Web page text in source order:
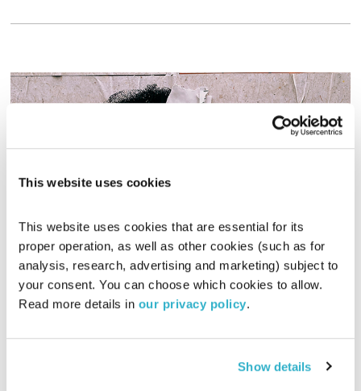
This website uses cookies
This website uses cookies that are essential for its
proper operation, as well as other cookies (such as for
analysis, research, advertising and marketing) subject to
your consent. You can choose which cookies to allow.
Read more details in our privacy policy.
Show details
התעוררות
גליה גלעדי
בעריכתה ובהגשתה